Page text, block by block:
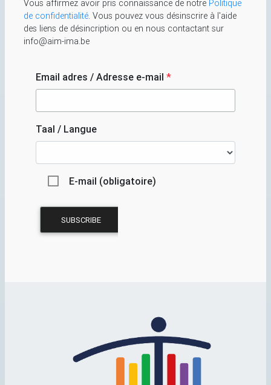
Vous affirmez avoir pris connaissance de notre Politique
de confidentialité. Vous pouvez vous désinscrire à l'aide
des liens de désincription ou en nous contactant sur
info@aim-ima.be
Email adres / Adresse e-mail *
Taal / Langue
E-mail (obligatoire)